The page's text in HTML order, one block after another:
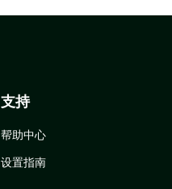
支持
帮助中心
设置指南